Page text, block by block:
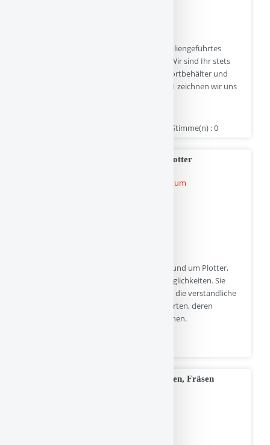
Die OHLRO Hartschaum GmbH ist ein familiengeführtes
Unternehmen in der zweiten Generation. Wir sind Ihr stets
zuverlässiger Partner, wenn es um Transportbehälter und
Verpackungen aus Styropor geht. Seit 1991 zeichnen wir uns
www.styroporboxen-online.de | Hits : 0 | Stimme(n) : 0
Umfassender Leitfaden zum Thema Plotter
Plotterking ist eine informative Webseite rund um Plotter,
Drucktechnik und kreative Gestaltungsmöglichkeiten. Sie
richtet sich an Einsteiger und Interessierte, die verständliche
Informationen über verschiedene Plotterarten, deren
Funktionen und Einsatzmöglichkeiten suchen.
Zerspanungswerkzeuge, Drehen, Bohren, Fräsen